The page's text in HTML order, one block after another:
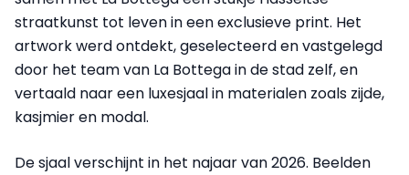
straatkunst tot leven in een exclusieve print. Het
artwork werd ontdekt, geselecteerd en vastgelegd
door het team van La Bottega in de stad zelf, en
vertaald naar een luxesjaal in materialen zoals zijde,
kasjmier en modal.
De sjaal verschijnt in het najaar van 2026. Beelden